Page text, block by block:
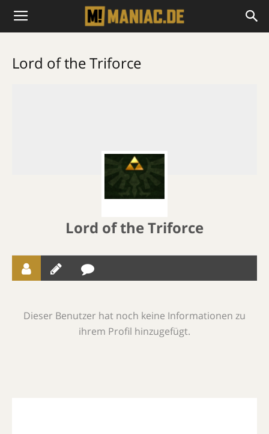
Lord of the Triforce
Lord of the Triforce
Dieser Benutzer hat noch keine Informationen zu
ihrem Profil hinzugefügt.